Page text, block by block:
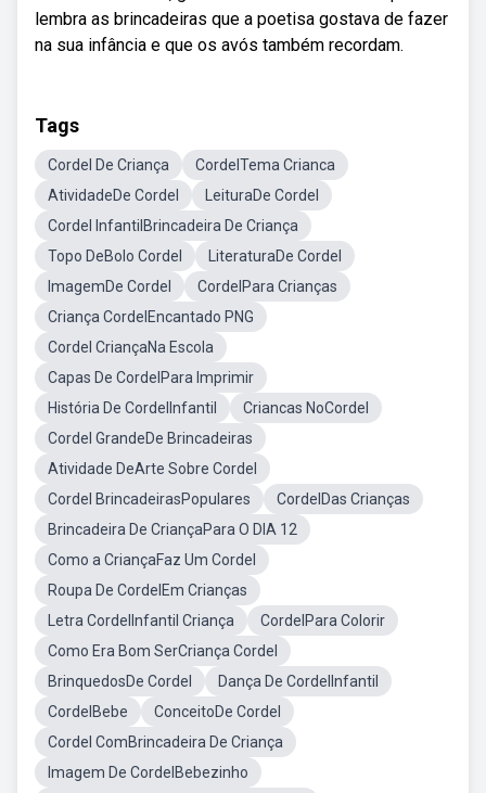
lembra as brincadeiras que a poetisa gostava de fazer
na sua infância e que os avós também recordam.
Tags
Cordel De Criança
CordelTema Crianca
AtividadeDe Cordel
LeituraDe Cordel
Cordel InfantilBrincadeira De Criança
Topo DeBolo Cordel
LiteraturaDe Cordel
ImagemDe Cordel
CordelPara Crianças
Criança CordelEncantado PNG
Cordel CriançaNa Escola
Capas De CordelPara Imprimir
História De CordelInfantil
Criancas NoCordel
Cordel GrandeDe Brincadeiras
Atividade DeArte Sobre Cordel
Cordel BrincadeirasPopulares
CordelDas Crianças
Brincadeira De CriançaPara O DIA 12
Como a CriançaFaz Um Cordel
Roupa De CordelEm Crianças
Letra CordelInfantil Criança
CordelPara Colorir
Como Era Bom SerCriança Cordel
BrinquedosDe Cordel
Dança De CordelInfantil
CordelBebe
ConceitoDe Cordel
Cordel ComBrincadeira De Criança
Imagem De CordelBebezinho